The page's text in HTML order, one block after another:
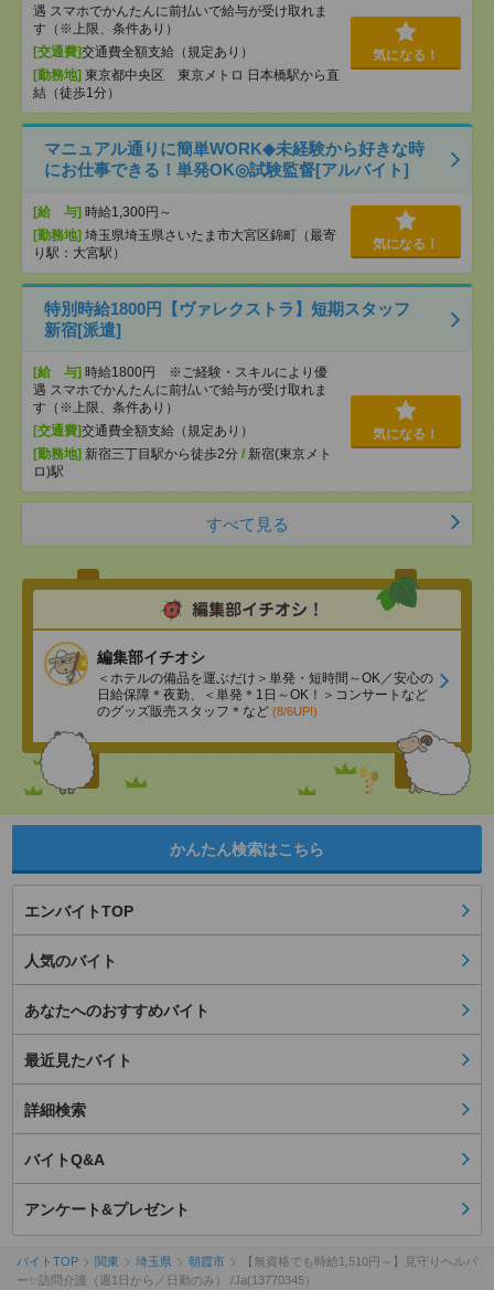
遇 スマホでかんたんに前払いで給与が受け取れま
す（※上限、条件あり）
[交通費]交通費全額支給（規定あり）
[勤務地] 東京都中央区 東京メトロ 日本橋駅から直
結（徒歩1分）
気になる！
マニュアル通りに簡単WORK◆未経験から好きな時
にお仕事できる！単発OK◎試験監督[アルバイト]
[給 与] 時給1,300円～
[勤務地] 埼玉県埼玉県さいたま市大宮区錦町（最寄
り駅：大宮駅）
気になる！
特別時給1800円【ヴァレクストラ】短期スタッフ
新宿[派遣]
[給 与] 時給1800円 ※ご経験・スキルにより優
遇 スマホでかんたんに前払いで給与が受け取れま
す（※上限、条件あり）
[交通費]交通費全額支給（規定あり）
[勤務地] 新宿三丁目駅から徒歩2分 / 新宿(東京メト
ロ)駅
気になる！
すべて見る
編集部イチオシ
＜ホテルの備品を運ぶだけ＞単発・短時間～OK／安心の
日給保障＊夜勤、＜単発＊1日～OK！＞コンサートなど
のグッズ販売スタッフ＊など (8/6UP!)
かんたん検索はこちら
エンバイトTOP
人気のバイト
あなたへのおすすめバイト
最近見たバイト
詳細検索
バイトQ&A
アンケート&プレゼント
バイトTOP 関東 埼玉県 朝霞市
【無資格でも時給1,510円～】見守りヘルパ
ー✨訪問介護（週1日から／日勤のみ） /Ja(13770345）